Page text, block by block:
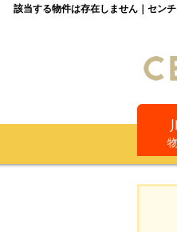
該当する物件は存在しません｜セン